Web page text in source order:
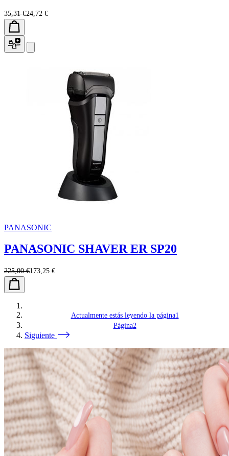
35,31 €24,72 €
PANASONIC
PANASONIC SHAVER ER SP20
225,00 €173,25 €
Actualmente estás leyendo la página1
Página2
Siguiente